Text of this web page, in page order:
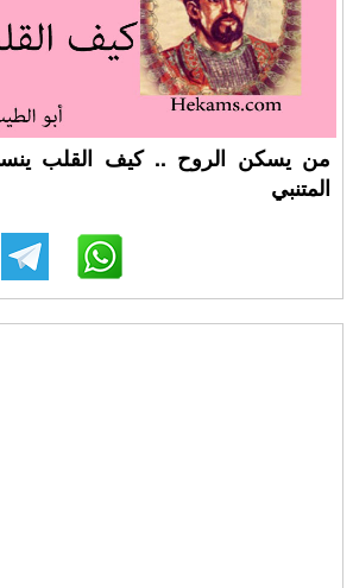
من يسكن الروح .. كيف القلب
المتنبي